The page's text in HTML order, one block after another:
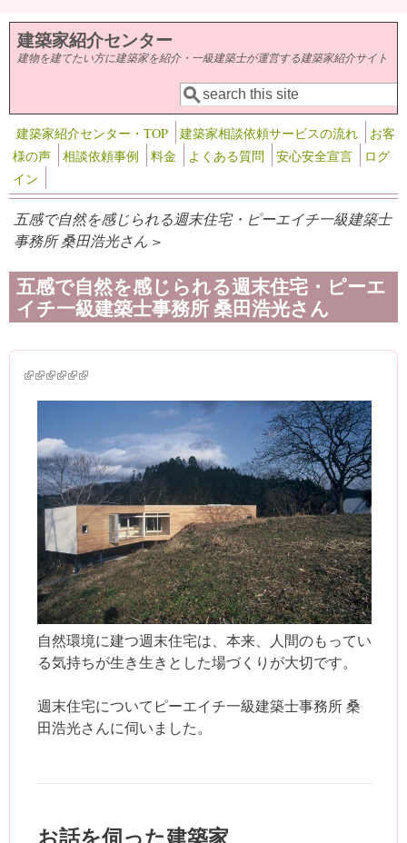
メインコンテンツに移動
建築家紹介センター
建物を建てたい方に建築家を紹介・一級建築士が運営する建築家紹介サイト
検索フォーム
検索
建築家紹介センター・TOP 建築家相談依頼サービスの流れ
お客
様の声
相談依頼事例 料金 よくある質問 安心安全宣言
ログ
イン
五感で自然を感じられる週末住宅・ピーエイチ一級建築士
事務所 桑田浩光さん >
五感で自然を感じられる週末住宅・ピーエ
イチ一級建築士事務所 桑田浩光さん
(link is external)
(link is external)
(link is external)
(link is external)
(link is external)
(link is external)
自然環境に建つ週末住宅は、本来、人間のもってい
る気持ちが生き生きとした場づくりが大切です。
週末住宅についてピーエイチ一級建築士事務所 桑
田浩光さんに伺いました。
お話を伺った建築家